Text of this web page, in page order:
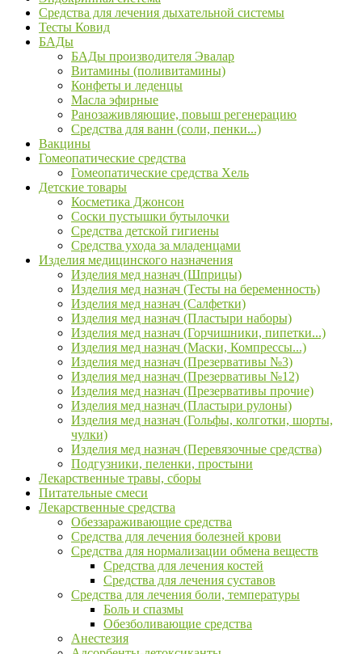
Средства для лечения дыхательной системы
Тесты Ковид
БАДы
БАДы производителя Эвалар
Витамины (поливитамины)
Конфеты и леденцы
Масла эфирные
Ранозаживляющие, повыш регенерацию
Средства для ванн (соли, пенки...)
Вакцины
Гомеопатические средства
Гомеопатические средства Хель
Детские товары
Косметика Джонсон
Соски пустышки бутылочки
Средства детской гигиены
Средства ухода за младенцами
Изделия медицинского назначения
Изделия мед назнач (Шприцы)
Изделия мед назнач (Тесты на беременность)
Изделия мед назнач (Салфетки)
Изделия мед назнач (Пластыри наборы)
Изделия мед назнач (Горчишники, пипетки...)
Изделия мед назнач (Маски, Компрессы...)
Изделия мед назнач (Презервативы №3)
Изделия мед назнач (Презервативы №12)
Изделия мед назнач (Презервативы прочие)
Изделия мед назнач (Пластыри рулоны)
Изделия мед назнач (Гольфы, колготки, шорты,
чулки)
Изделия мед назнач (Перевязочные средства)
Подгузники, пеленки, простыни
Лекарственные травы, сборы
Питательные смеси
Лекарственные средства
Обеззараживающие средства
Средства для лечения болезней крови
Средства для нормализации обмена веществ
Средства для лечения костей
Средства для лечения суставов
Средства для лечения боли, температуры
Боль и спазмы
Обезболивающие средства
Анестезия